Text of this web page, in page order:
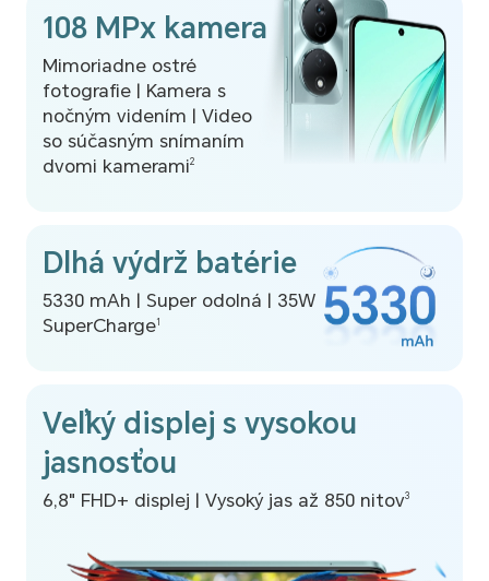
108 MPx kamera
Mimoriadne ostré
fotografie | Kamera s
nočným videním | Video
so súčasným snímaním
dvomi kamerami2
Dlhá výdrž batérie
5330 mAh | Super odolná | 35W
SuperCharge1
Veľký displej s vysokou
jasnosťou
6,8" FHD+ displej | Vysoký jas až 850 nitov3